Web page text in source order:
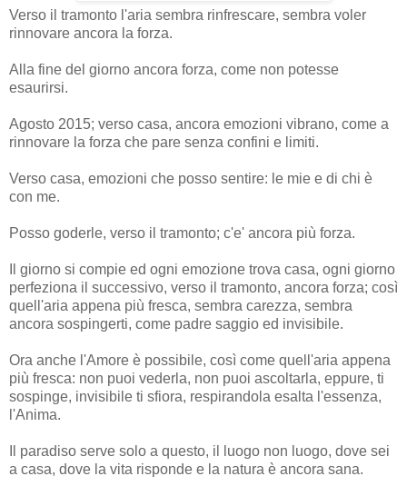
Verso il tramonto l'aria sembra rinfrescare, sembra voler
rinnovare ancora la forza.
Alla fine del giorno ancora forza, come non potesse
esaurirsi.
Agosto 2015; verso casa, ancora emozioni vibrano, come a
rinnovare la forza che pare senza confini e limiti.
Verso casa, emozioni che posso sentire: le mie e di chi è
con me.
Posso goderle, verso il tramonto; c'e' ancora più forza.
Il giorno si compie ed ogni emozione trova casa, ogni giorno
perfeziona il successivo, verso il tramonto, ancora forza; così
quell'aria appena più fresca, sembra carezza, sembra
ancora sospingerti, come padre saggio ed invisibile.
Ora anche l'Amore è possibile, così come quell'aria appena
più fresca: non puoi vederla, non puoi ascoltarla, eppure, ti
sospinge, invisibile ti sfiora, respirandola esalta l'essenza,
l'Anima.
Il paradiso serve solo a questo, il luogo non luogo, dove sei
a casa, dove la vita risponde e la natura è ancora sana.